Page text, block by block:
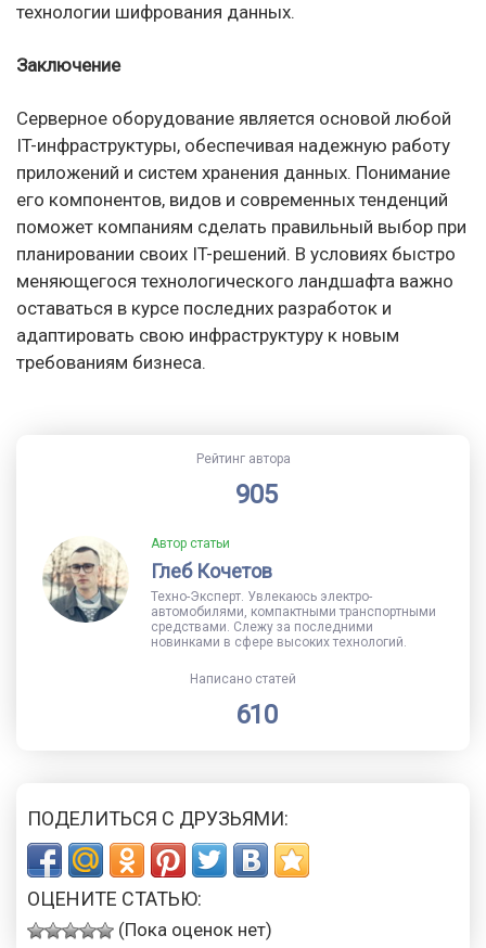
технологии шифрования данных.
Заключение
Серверное оборудование является основой любой
IT-инфраструктуры, обеспечивая надежную работу
приложений и систем хранения данных. Понимание
его компонентов, видов и современных тенденций
поможет компаниям сделать правильный выбор при
планировании своих IT-решений. В условиях быстро
меняющегося технологического ландшафта важно
оставаться в курсе последних разработок и
адаптировать свою инфраструктуру к новым
требованиям бизнеса.
Рейтинг автора
905
Автор статьи
Глеб Кочетов
Техно-Эксперт. Увлекаюсь электро-
автомобилями, компактными транспортными
средствами. Слежу за последними
новинками в сфере высоких технологий.
Написано статей
610
ПОДЕЛИТЬСЯ С ДРУЗЬЯМИ:
ОЦЕНИТЕ СТАТЬЮ:
(Пока оценок нет)